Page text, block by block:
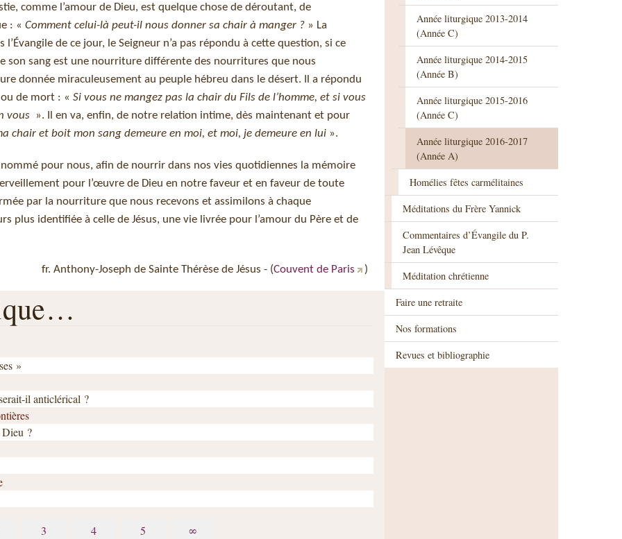
comme l’amour de Dieu, est quelque chose de déroutant, de
: « Comment celui-là peut-il nous donner sa chair à manger ? » La
de ce jour, le Seigneur n’a pas répondu à cette question, si ce
son sang est une nourriture différente des nourritures que nous
donnée miraculeusement au peuple hébreu dans le désert. Il a répondu
de mort : « Si vous ne mangez pas la chair du Fils de l’homme, et si vous
vous ». Il en va, enfin, de notre relation intime, dès maintenant et pour
chair et boit mon sang demeure en moi, et moi, je demeure en lui ».
pour nous, afin de nourrir dans nos vies quotidiennes la mémoire
pour l’œuvre de Dieu en notre faveur et en faveur de toute
par la nourriture que nous recevons et assimilons à chaque
plus identifiée à celle de Jésus, une vie livrée pour l’amour du Père et de
fr. Anthony-Joseph de Sainte Thérèse de Jésus - (Couvent de Paris )
»
il anticlérical ?
?
3 4 5 ∞
Année liturgique 2013-2014
(Année C)
Année liturgique 2014-2015
(Année B)
Année liturgique 2015-2016
(Année C)
Année liturgique 2016-2017
(Année A)
Homélies fêtes carmélitaines
Méditations du Frère Yannick
Commentaires d’Évangile du P.
Jean Lévêque
Méditation chrétienne
Faire une retraite
Nos formations
Revues et bibliographie